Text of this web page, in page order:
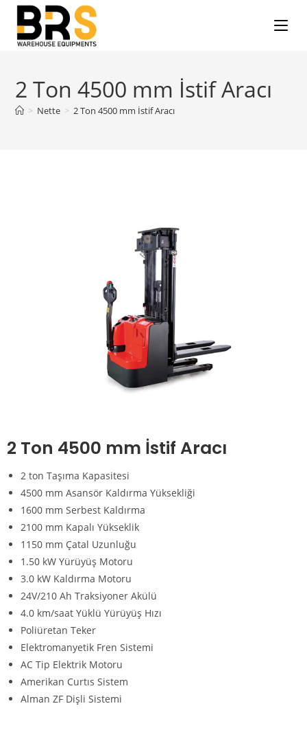
2 Ton 4500 mm İstif Aracı
> Nette > 2 Ton 4500 mm İstif Aracı
2 Ton 4500 mm İstif Aracı
2 ton Taşıma Kapasitesi
4500 mm Asansör Kaldırma Yüksekliği
1600 mm Serbest Kaldırma
2100 mm Kapalı Yükseklik
1150 mm Çatal Uzunluğu
1.50 kW Yürüyüş Motoru
3.0 kW Kaldırma Motoru
24V/210 Ah Traksiyoner Akülü
4.0 km/saat Yüklü Yürüyüş Hızı
Poliüretan Teker
Elektromanyetik Fren Sistemi
AC Tip Elektrik Motoru
Amerikan Curtıs Sistem
Alman ZF Dişli Sistemi